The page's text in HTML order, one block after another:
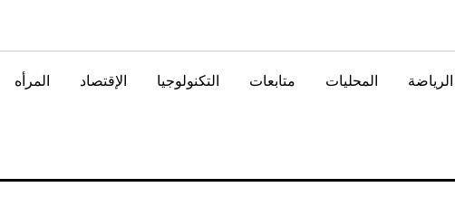
الرياضة المحليات متابعات التكنولوجيا الإقتصاد المرأه